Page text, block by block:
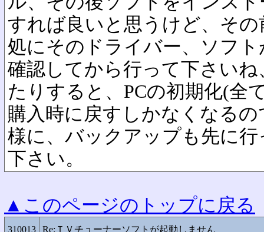
すれば良いと思うけど、そ
処にそのドライバー、ソフ
確認してから行って下さい
たりすると、PCの初期化(全
購入時に戻すしかなくなる
様に、バックアップも先に行
下さい。
▲このページのトップに戻る
310013 Re:ＴＶチューナーソフトが起動しません